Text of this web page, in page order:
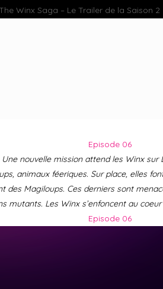
Winx Saga – Le Trailer de la Saison
Une nouvelle mission attend les Winx sur
animaux féeriques. Sur place, elles
des Magiloups. Ces derniers sont
mutants. Les Winx s’enfoncent au